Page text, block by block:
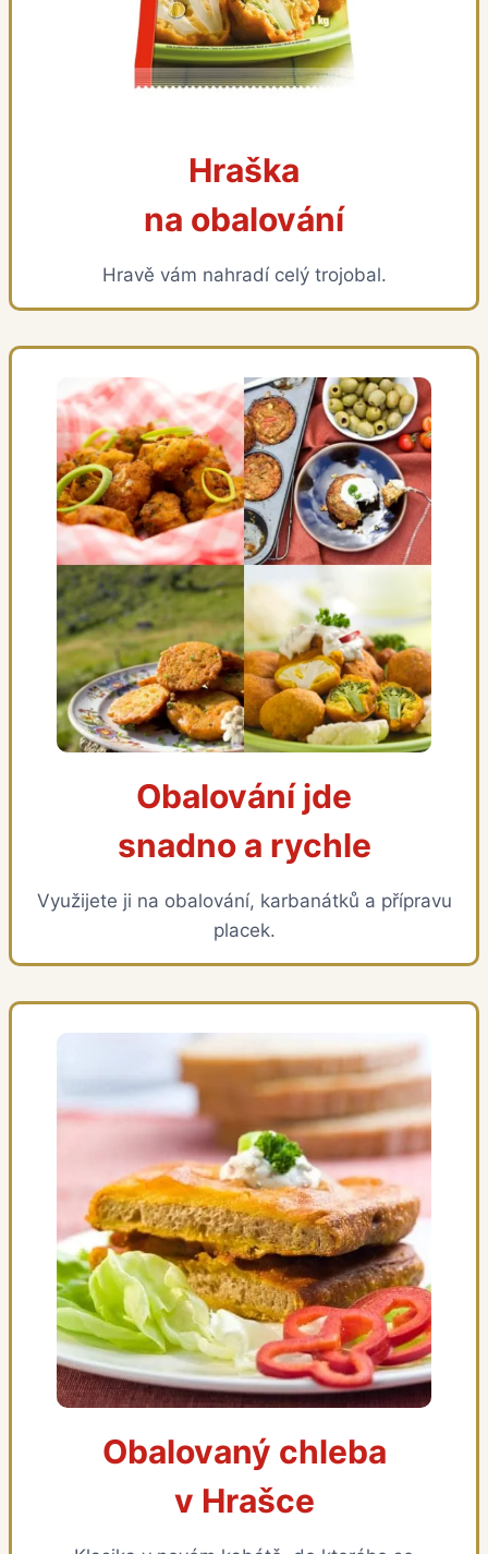
Hraška
na obalování
Hravě vám nahradí celý trojobal.
Obalování jde
snadno a rychle
Využijete ji na obalování, karbanátků a přípravu
placek.
Obalovaný chleba
v Hrašce